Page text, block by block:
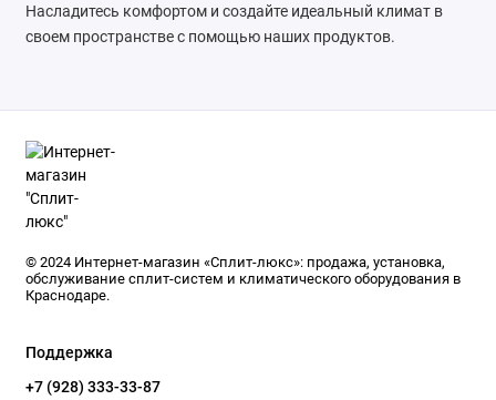
Насладитесь комфортом и создайте идеальный климат в
своем пространстве с помощью наших продуктов.
© 2024 Интернет-магазин «Сплит-люкс»: продажа, установка,
обслуживание сплит-систем и климатического оборудования в
Краснодаре.
Поддержка
+7 (928) 333-33-87